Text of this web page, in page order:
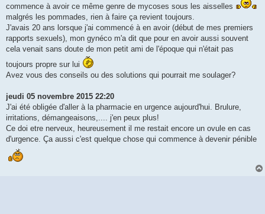
commence à avoir ce même genre de mycoses sous les aisselles
malgrés les pommades, rien à faire ça revient toujours.
J'avais 20 ans lorsque j'ai commencé à en avoir (début de mes premiers
rapports sexuels), mon gynéco m'a dit que pour en avoir aussi souvent
cela venait sans doute de mon petit ami de l'époque qui n'était pas
toujours propre sur lui
Avez vous des conseils ou des solutions qui pourrait me soulager?
jeudi 05 novembre 2015 22:20
J'ai été obligée d'aller à la pharmacie en urgence aujourd'hui. Brulure,
irritations, démangeaisons,.... j'en peux plus!
Ce doi etre nerveux, heureusement il me restait encore un ovule en cas
d'urgence. Ça aussi c'est quelque chose qui commence à devenir pénible